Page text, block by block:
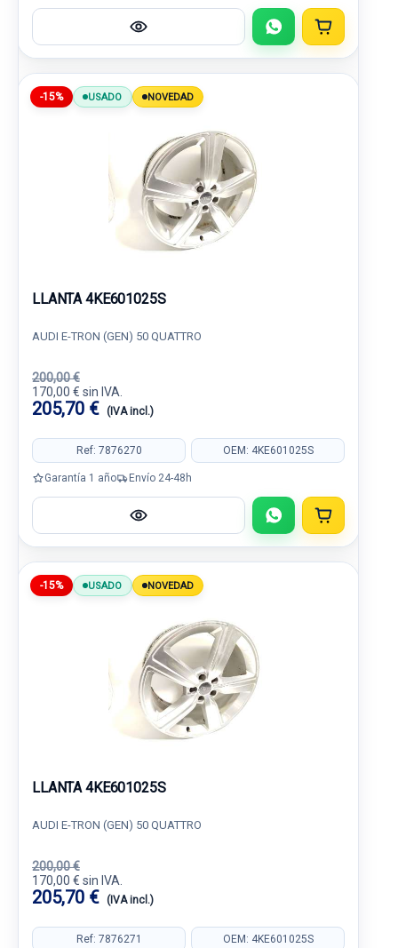
-15% USADO NOVEDAD
LLANTA 4KE601025S
AUDI E-TRON (GEN) 50 QUATTRO
200,00 €
170,00 € sin IVA.
205,70 € (IVA incl.)
Ref: 7876270 OEM: 4KE601025S
Garantía 1 año Envío 24-48h
-15% USADO NOVEDAD
LLANTA 4KE601025S
AUDI E-TRON (GEN) 50 QUATTRO
200,00 €
170,00 € sin IVA.
205,70 € (IVA incl.)
Ref: 7876271 OEM: 4KE601025S